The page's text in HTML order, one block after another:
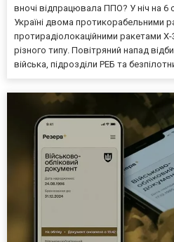
вночі відпрацювала ППО? У ніч на 6
Україні двома протикорабельними
протирадіолокаційними ракетами
різного типу. Повітряний напад
війська, підрозділи РЕБ та